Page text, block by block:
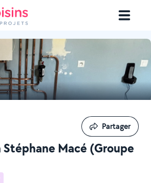
Stéphane Macé (Groupe
Partager
Partager